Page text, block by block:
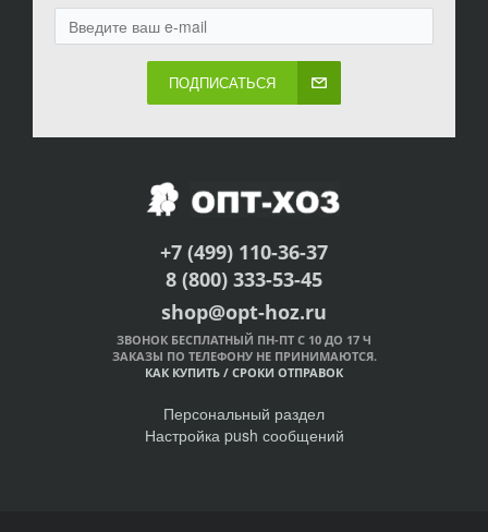
ПОДПИСАТЬСЯ
+7 (499) 110-36-37
8 (800) 333-53-45
shop@opt-hoz.ru
ЗВОНОК БЕСПЛАТНЫЙ ПН-ПТ С 10 ДО 17 Ч
ЗАКАЗЫ ПО ТЕЛЕФОНУ НЕ ПРИНИМАЮТСЯ.
КАК КУПИТЬ / СРОКИ ОТПРАВОК
Персональный раздел
Настройка push сообщений